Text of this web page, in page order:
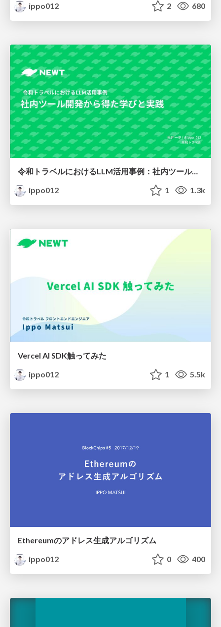
ippo012
2 680
令和トラベルにおけるLLM活用事例：社内ツール開発から得た学びと実践
ippo012
1 1.3k
Vercel AI SDK触ってみた
ippo012
1 5.5k
Ethereumのアドレス生成アルゴリズム
ippo012
0 400